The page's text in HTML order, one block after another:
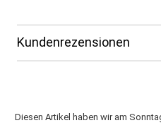
Kundenrezensionen
Diesen Artikel haben wir am